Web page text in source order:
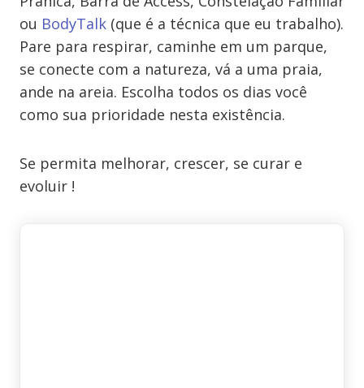
ou BodyTalk (que é a técnica que eu trabalho).
Pare para respirar, caminhe em um parque,
se conecte com a natureza, vá a uma praia,
ande na areia. Escolha todos os dias você
como sua prioridade nesta existência.
Se permita melhorar, crescer, se curar e
evoluir !